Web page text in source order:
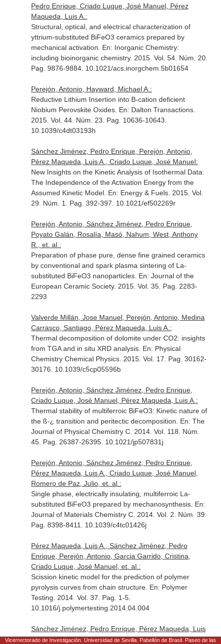
Pedro Enrique, Criado Luque, José Manuel, Pérez
Maqueda, Luis A.:
Structural, optical, and electrical characterization of
yttrium-substituted BiFeO3 ceramics prepared by
mechanical activation. En: Inorganic Chemistry:
including bioinorganic chemistry. 2015. Vol. 54. Núm. 20.
Pag. 9876-9884. 10.1021/acs.inorgchem.5b01654
Perejón, Antonio, Hayward, Michael A.:
Reductive Lithium Insertion into B-cation deficient
Niobium Perovskite Oxides. En: Dalton Transactions.
2015. Vol. 44. Núm. 23. Pag. 10636-10643.
10.1039/c4dt03193h
Sánchez Jiménez, Pedro Enrique, Perejón, Antonio,
Pérez Maqueda, Luis A., Criado Luque, José Manuel:
New Insights on the Kinetic Analysis of Isothermal Data:
The Independence of the Activation Energy from the
Assumed Kinetic Model. En: Energy & Fuels. 2015. Vol.
29. Núm. 1. Pag. 392-397. 10.1021/ef502269r
Perejón, Antonio, Sánchez Jiménez, Pedro Enrique,
Poyato Galán, Rosalía, Masó, Nahum, West, Anthony
R., et. al.:
Preparation of phase pure, dense fine grained ceramics
by conventional and spark plasma sintering of La-
substituted BiFeO3 nanoparticles. En: Journal of the
European Ceramic Society. 2015. Vol. 35. Pag. 2283-
2293
Valverde Millán, Jose Manuel, Perejón, Antonio, Medina
Carrasco, Santiago, Pérez Maqueda, Luis A.:
Thermal decomposition of dolomite under CO2: insights
from TGA and in situ XRD analysis. En: Physical
Chemistry Chemical Physics. 2015. Vol. 17. Pag. 30162-
30176. 10.1039/c5cp05596b
Perejón, Antonio, Sánchez Jiménez, Pedro Enrique,
Criado Luque, José Manuel, Pérez Maqueda, Luis A.:
Thermal stability of multiferroic BiFeO3: Kinetic nature of
the ß-¿ transition and peritectic decomposition. En: The
Journal of Physical Chemistry C. 2014. Vol. 118. Núm.
45. Pag. 26387-26395. 10.1021/jp507831j
Perejón, Antonio, Sánchez Jiménez, Pedro Enrique,
Pérez Maqueda, Luis A., Criado Luque, José Manuel,
Romero de Paz, Julio, et. al.:
Single phase, electrically insulating, multiferroic La-
substituted BiFeO3 prepared by mechanosynthesis. En:
Journal of Materials Chemistry C. 2014. Vol. 2. Núm. 39.
Pag. 8398-8411. 10.1039/c4tc01426j
Pérez Maqueda, Luis A., Sánchez Jiménez, Pedro
Enrique, Perejón, Antonio, Garcia Garrido, Cristina,
Criado Luque, José Manuel, et. al.:
Scission kinetic model for the prediction of polymer
pyrolysis curves from chain structure. En: Polymer
Testing . 2014. Vol. 37. Pag. 1-5.
10.1016/j.polymertesting.2014.04.004
Sánchez Jiménez, Pedro Enrique, Pérez Maqueda, Luis
A., Perejón, Antonio, Criado Luque, José Manuel:
Vicerrectorado de Investigación. Universidad de Sevilla. Pabellón de Brasil. Paseo de las